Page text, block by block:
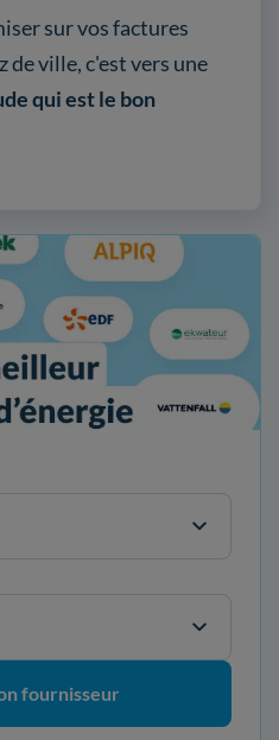
sur vos factures
de ville, c'est vers une
qui est le bon
fournisseur